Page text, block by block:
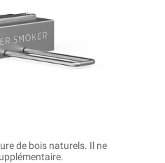
de bois naturels. Il ne